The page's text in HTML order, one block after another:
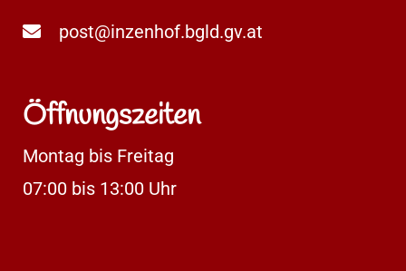
post@inzenhof.bgld.gv.at
Öffnungszeiten
Montag bis Freitag
07:00 bis 13:00 Uhr